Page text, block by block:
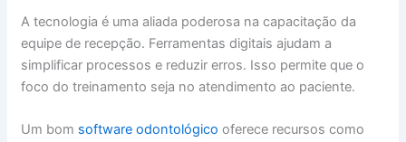
A tecnologia é uma aliada poderosa na capacitação da
equipe de recepção. Ferramentas digitais ajudam a
simplificar processos e reduzir erros. Isso permite que o
foco do treinamento seja no atendimento ao paciente.
Um bom software odontológico oferece recursos como